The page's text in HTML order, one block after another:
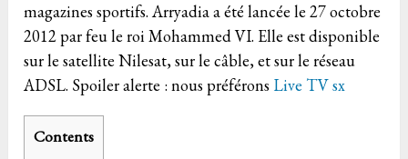
magazines sportifs. Arryadia a été lancée le 27 octobre
2012 par feu le roi Mohammed VI. Elle est disponible
sur le satellite Nilesat, sur le câble, et sur le réseau
ADSL. Spoiler alerte : nous préférons Live TV sx
Contents